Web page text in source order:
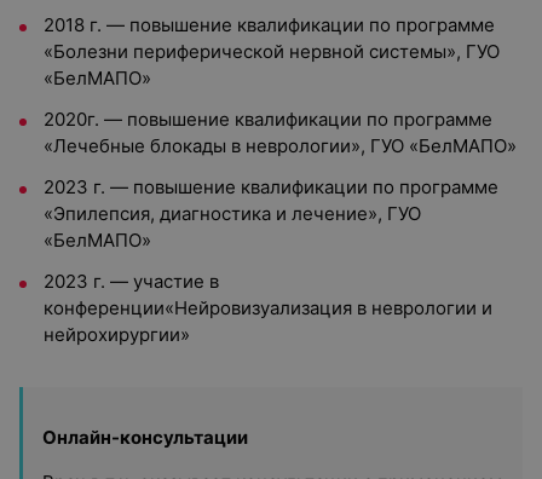
2018 г. — повышение квалификации по программе
«Болезни периферической нервной системы», ГУО
«БелМАПО»
2020г. — повышение квалификации по программе
«Лечебные блокады в неврологии», ГУО «БелМАПО»
2023 г. — повышение квалификации по программе
«Эпилепсия, диагностика и лечение», ГУО
«БелМАПО»
2023 г. — участие в
конференции«Нейровизуализация в неврологии и
нейрохирургии»
Онлайн-консультации